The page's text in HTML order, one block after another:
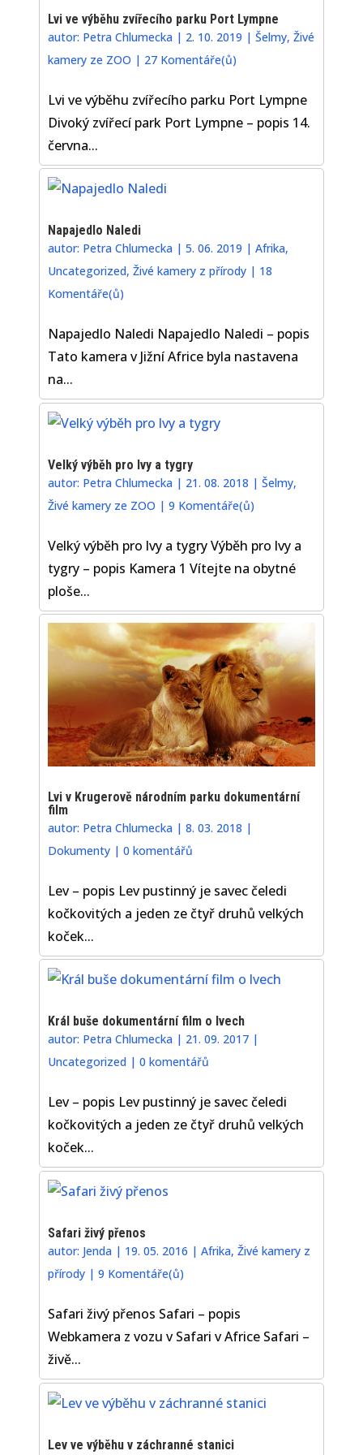
Lvi ve výběhu zvířecího parku Port Lympne
autor: Petra Chlumecka | 2. 10. 2019 |Šelmy,Živé
kamery ze ZOO | 27 Komentáře(ů)
Lvi ve výběhu zvířecího parku Port Lympne
Divoký zvířecí park Port Lympne – popis 14.
června...
Napajedlo Naledi
autor: Petra Chlumecka |5. 06. 2019 |Afrika,
Uncategorized,Živé kamery z přírody | 18
Komentáře(ů)
Napajedlo Naledi Napajedlo Naledi – popis
Tato kamera v Jižní Africe byla nastavena
na...
Velký výběh pro lvy a tygry
autor: Petra Chlumecka | 21. 08. 2018 |Šelmy,
Živé kamery ze ZOO |9 Komentáře(ů)
Velký výběh pro lvy a tygry Výběh pro lvy a
tygry – popis Kamera 1 Vítejte na obytné
ploše...
Lvi v Krugerově národním parku dokumentární
film
autor: Petra Chlumecka |8. 03. 2018 |
Dokumenty |0 komentářů
Lev – popis Lev pustinný je savec čeledi
kočkovitých a jeden ze čtyř druhů velkých
koček...
Král buše dokumentární film o lvech
autor: Petra Chlumecka | 21. 09. 2017 |
Uncategorized |0 komentářů
Lev – popis Lev pustinný je savec čeledi
kočkovitých a jeden ze čtyř druhů velkých
koček...
Safari živý přenos
autor: Jenda | 19. 05. 2016 |Afrika,Živé kamery z
přírody |9 Komentáře(ů)
Safari živý přenos Safari – popis
Webkamera z vozu v Safari v Africe Safari –
živě...
Lev ve výběhu v záchranné stanici